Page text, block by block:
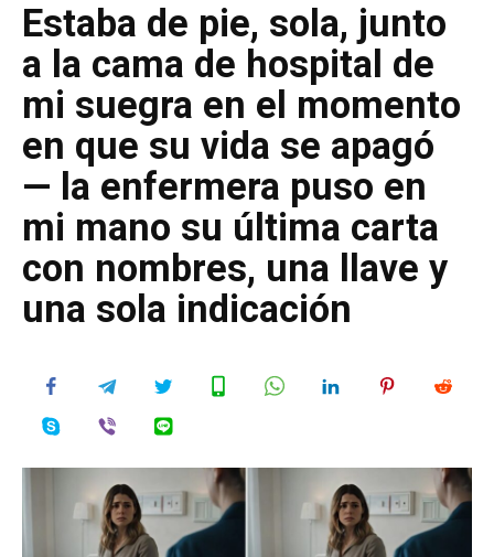
Estaba de pie, sola, junto
a la cama de hospital de
mi suegra en el momento
en que su vida se apagó
— la enfermera puso en
mi mano su última carta
con nombres, una llave y
una sola indicación